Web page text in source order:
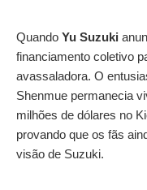
Quando Yu Suzuki
financiamento coletivo
avassaladora. O
Shenmue permanecia
milhões de dólares no
provando que os fãs
visão de Suzuki.